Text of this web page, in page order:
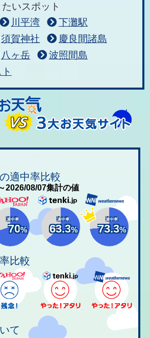
いスポット
川平湾
下灘駅
須賀神社
慶良間諸島
八ヶ岳
波照間島
適中率比較
2026/08/07集計の値
適中率
70%
適中率
63.3%
適中率
73.3%
比較
て